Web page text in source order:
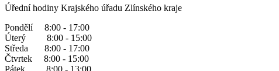
Úřední hodiny Krajského úřadu Zlínského kraje
Pondělí 8:00 - 17:00
Úterý 8:00 - 15:00
Středa 8:00 - 17:00
Čtvrtek 8:00 - 15:00
Pátek 8:00 - 13:00